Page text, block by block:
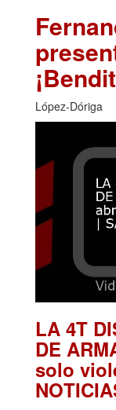
López-Dóriga
LA 4T
DE
solo